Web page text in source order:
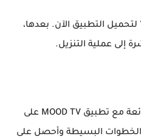
التطبيق الآن. بعدها،
إلى عملية التنزيل.
استعد للاستمتاع بتجربة رائعة مع تطبيق MOOD TV على
الخطوات البسيطة وأحصل على